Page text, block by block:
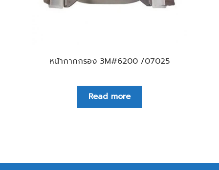
หน้ากากกรอง 3M#6200 /07025
Read more